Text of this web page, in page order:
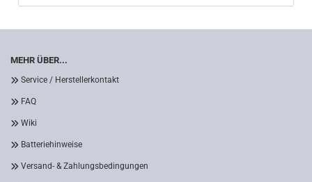
MEHR ÜBER...
Service / Herstellerkontakt
FAQ
Wiki
Batteriehinweise
Versand- & Zahlungsbedingungen